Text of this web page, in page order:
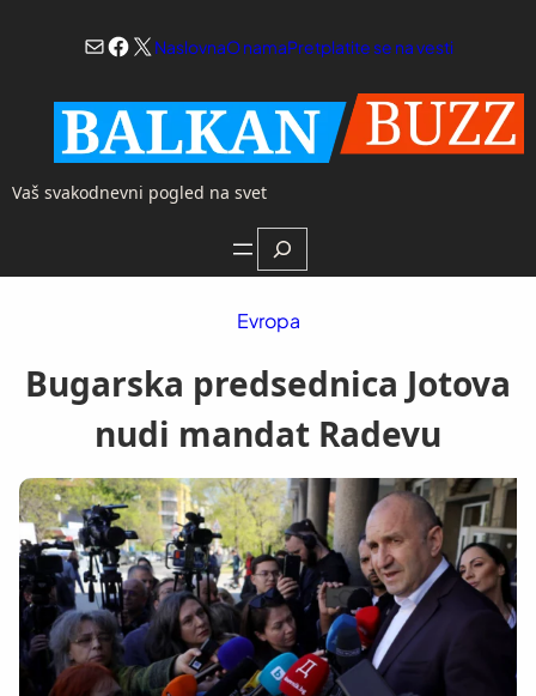
Mail
Facebook
X NaslovnaO namaPretplatite se na vesti
Vaš svakodnevni pogled na svet
Search
Evropa
Bugarska predsednica Jotova
nudi mandat Radevu